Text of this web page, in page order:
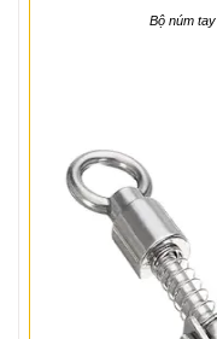
Bộ núm